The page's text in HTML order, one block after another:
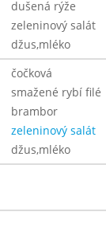
dušená rýže
zeleninový salát
džus,mléko
čočková
smažené rybí filé
brambor
zeleninový salát
džus,mléko